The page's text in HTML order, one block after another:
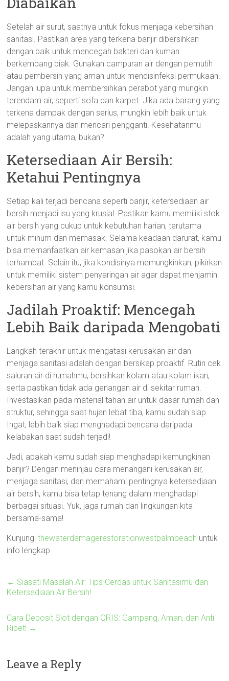
Setelah air surut, saatnya untuk fokus menjaga kebersihan
sanitasi. Pastikan area yang terkena banjir dibersihkan
dengan baik untuk mencegah bakteri dan kuman
berkembang biak. Gunakan campuran air dengan pemutih
atau pembersih yang aman untuk mendisinfeksi permukaan.
Jangan lupa untuk membersihkan perabot yang mungkin
terendam air, seperti sofa dan karpet. Jika ada barang yang
terkena dampak dengan serius, mungkin lebih baik untuk
melepaskannya dan mencari pengganti. Kesehatanmu
adalah yang utama, bukan?
Ketersediaan Air Bersih:
Ketahui Pentingnya
Setiap kali terjadi bencana seperti banjir, ketersediaan air
bersih menjadi isu yang krusial. Pastikan kamu memiliki stok
air bersih yang cukup untuk kebutuhan harian, terutama
untuk minum dan memasak. Selama keadaan darurat, kamu
bisa memanfaatkan air kemasan jika pasokan air bersih
terhambat. Selain itu, jika kondisinya memungkinkan, pikirkan
untuk memiliki sistem penyaringan air agar dapat menjamin
kebersihan air yang kamu konsumsi.
Jadilah Proaktif: Mencegah
Lebih Baik daripada Mengobati
Langkah terakhir untuk mengatasi kerusakan air dan
menjaga sanitasi adalah dengan bersikap proaktif. Rutin cek
saluran air di rumahmu, bersihkan kolam atau kolam ikan,
serta pastikan tidak ada genangan air di sekitar rumah.
Investasikan pada material tahan air untuk dasar rumah dan
struktur, sehingga saat hujan lebat tiba, kamu sudah siap.
Ingat, lebih baik siap menghadapi bencana daripada
kelabakan saat sudah terjadi!
Jadi, apakah kamu sudah siap menghadapi kemungkinan
banjir? Dengan meninjau cara menangani kerusakan air,
menjaga sanitasi, dan memahami pentingnya ketersediaan
air bersih, kamu bisa tetap tenang dalam menghadapi
berbagai situasi. Yuk, jaga rumah dan lingkungan kita
bersama-sama!
Kunjungithewaterdamagerestorationwestpalmbeach untuk
info lengkap.
← Siasati Masalah Air: Tips Cerdas untuk Sanitasimu dan
Ketersediaan Air Bersih!
Cara Deposit Slot dengan QRIS: Gampang, Aman, dan Anti
Ribet! →
Leave a Reply